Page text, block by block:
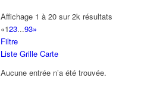
ABBAOUI TOUFIK
10 Allée Georges Gershwin 93420 VILLEPINTE
ABBES SARAH
Affichage 1 à 20 sur 2k résultats
«123...93»
Filtre
Liste Grille Carte
Aucune entrée n’a été trouvée.